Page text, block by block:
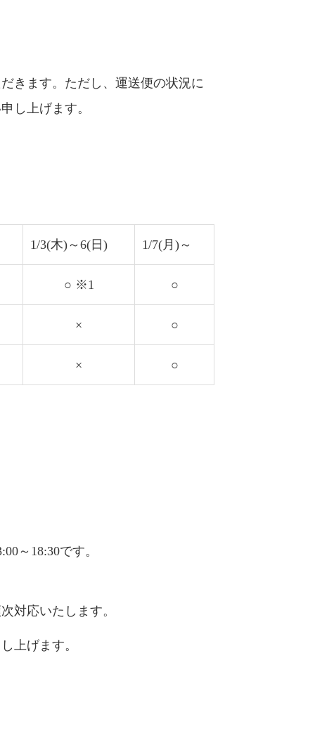
きます。ただし、運送便の状況に
し上げます。
1/3(木)～6(日) 1/7(月)～
○ ※1 ○
× ○
× ○
～18:30です。
対応いたします。
上げます。